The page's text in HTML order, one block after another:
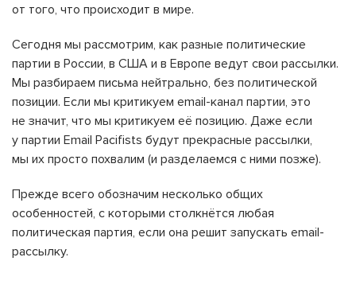
от того, что происходит в мире.
Сегодня мы рассмотрим, как разные политические
партии в России, в США и в Европе ведут свои рассылки.
Мы разбираем письма нейтрально, без политической
позиции. Если мы критикуем email-канал партии, это
не значит, что мы критикуем её позицию. Даже если
у партии Email Pacifists будут прекрасные рассылки,
мы их просто похвалим (и разделаемся с ними позже).
Прежде всего обозначим несколько общих
особенностей, с которыми столкнётся любая
политическая партия, если она решит запускать email-
рассылку.